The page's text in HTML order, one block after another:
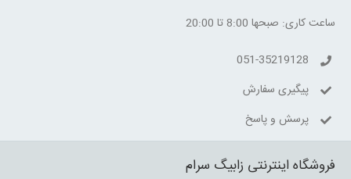
ساعت کاری: صبحها 8:00 تا 20:00
051-35219128
پیگیری سفارش
پرسش و پاسخ
فروشگاه اینترنتی زابیگ سرام